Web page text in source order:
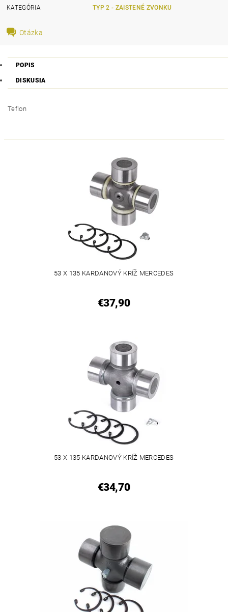
KATEGÓRIA
TYP 2 - ZAISTENÉ ZVONKU
Otázka
POPIS
DISKUSIA
Teflon
53 X 135 KARDANOVÝ KRÍŽ MERCEDES
€37,90
53 X 135 KARDANOVÝ KRÍŽ MERCEDES
€34,70